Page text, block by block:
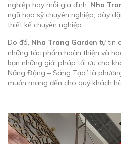
nghiệp hay mỗi gia đình. Nha
ngũ họa sỹ chuyên nghiệp, dày
thiết kế chuyên nghiệp.
Do đó, Nha Trang Garden tự tin
những tác phẩm hoàn thiện và
bạn những giải pháp tối ưu cho
Năng Động – Sáng Tạo” là
muốn mang đến cho quý khách